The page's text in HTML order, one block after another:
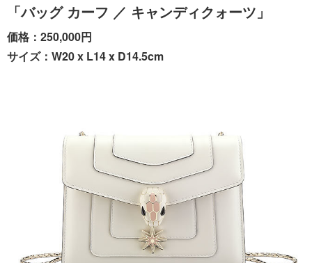
「バッグ カーフ ／ キャンディクォーツ」
価格：250,000円
サイズ：W20 x L14 x D14.5cm